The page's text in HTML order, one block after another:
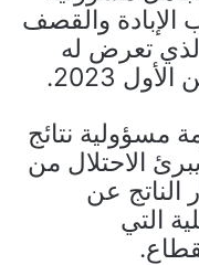
الإبادة والقصف
الذي تعرض له
2023.
مسؤولية نتائج
الاحتلال من
الناتج عن
التي